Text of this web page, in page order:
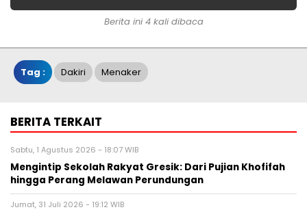
Berita ini 4 kali dibaca
Tag : Dakiri Menaker
BERITA TERKAIT
Sabtu, 1 Agustus 2026 - 18:07 WIB
Mengintip Sekolah Rakyat Gresik: Dari Pujian Khofifah
hingga Perang Melawan Perundungan
Jumat, 31 Juli 2026 - 19:12 WIB